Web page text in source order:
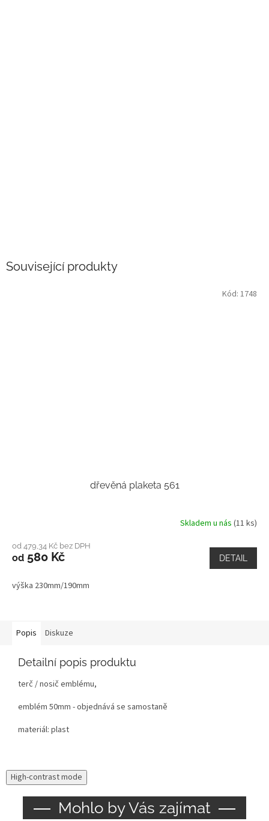
Související produkty
dřevěná plaketa 561
Skladem u nás (11 ks)
od 479,34 Kč bez DPH
od 580 Kč DETAIL
výška 230mm/190mm
Kód: 1748
Popis Diskuze
Detailní popis produktu
terč / nosič emblému,
emblém 50mm - objednává se samostaně
materiál: plast
High-contrast mode
Mohlo by Vás zajímat